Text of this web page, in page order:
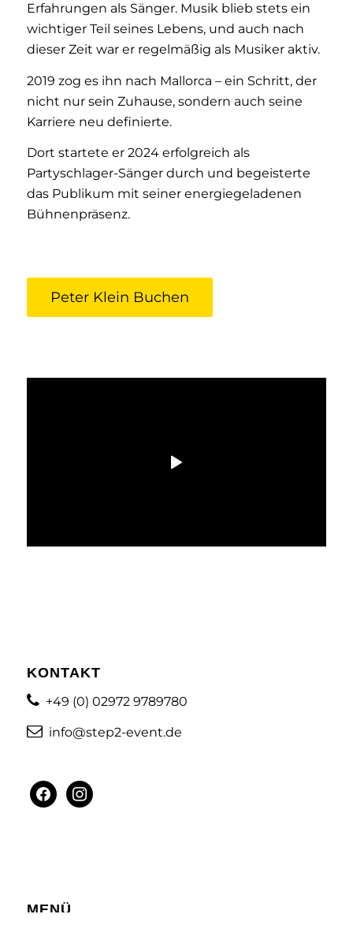
Erfahrungen als Sänger. Musik blieb stets ein
wichtiger Teil seines Lebens, und auch nach
dieser Zeit war er regelmäßig als Musiker aktiv.
2019 zog es ihn nach Mallorca – ein Schritt, der
nicht nur sein Zuhause, sondern auch seine
Karriere neu definierte.
Dort startete er 2024 erfolgreich als
Partyschlager-Sänger durch und begeisterte
das Publikum mit seiner energiegeladenen
Bühnenpräsenz.
Peter Klein Buchen
KONTAKT
+49 (0) 02972 9789780
info@step2-event.de
facebookinstagram
MENÜ